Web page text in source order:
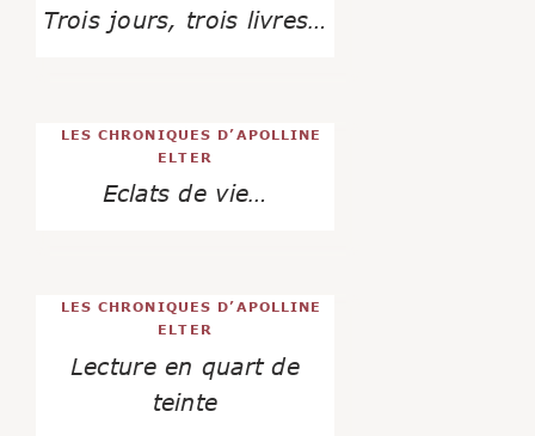
Trois jours, trois livres…
LES CHRONIQUES D’APOLLINE
ELTER
Eclats de vie…
LES CHRONIQUES D’APOLLINE
ELTER
Lecture en quart de
teinte